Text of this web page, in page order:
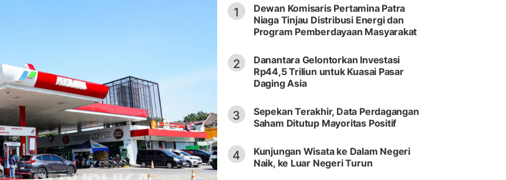
1
Dewan Komisaris Pertamina Patra
Niaga Tinjau Distribusi Energi dan
Program Pemberdayaan Masyarakat
2
Danantara Gelontorkan Investasi
Rp44,5 Triliun untuk Kuasai Pasar
Daging Asia
3
Sepekan Terakhir, Data Perdagangan
Saham Ditutup Mayoritas Positif
4
Kunjungan Wisata ke Dalam Negeri
Naik, ke Luar Negeri Turun